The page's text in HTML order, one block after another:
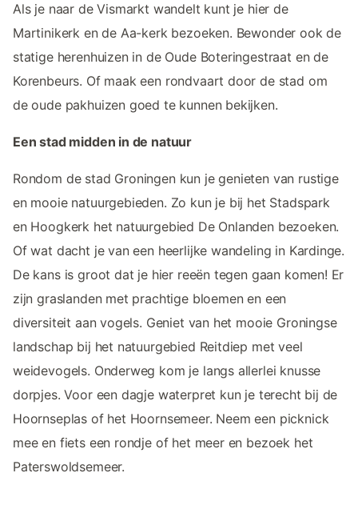
Als je naar de Vismarkt wandelt kunt je hier de
Martinikerk en de Aa-kerk bezoeken. Bewonder ook de
statige herenhuizen in de Oude Boteringestraat en de
Korenbeurs. Of maak een rondvaart door de stad om
de oude pakhuizen goed te kunnen bekijken.
Een stad midden in de natuur
Rondom de stad Groningen kun je genieten van rustige
en mooie natuurgebieden. Zo kun je bij het Stadspark
en Hoogkerk het natuurgebied De Onlanden bezoeken.
Of wat dacht je van een heerlijke wandeling in Kardinge.
De kans is groot dat je hier reeën tegen gaan komen! Er
zijn graslanden met prachtige bloemen en een
diversiteit aan vogels. Geniet van het mooie Groningse
landschap bij het natuurgebied Reitdiep met veel
weidevogels. Onderweg kom je langs allerlei knusse
dorpjes. Voor een dagje waterpret kun je terecht bij de
Hoornseplas of het Hoornsemeer. Neem een picknick
mee en fiets een rondje of het meer en bezoek het
Paterswoldsemeer.